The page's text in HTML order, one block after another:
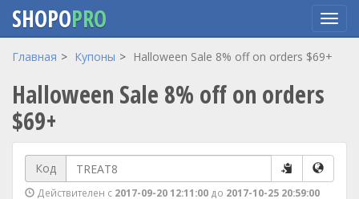
Перейти
основному
содержанию
SHOPOPRO
Главная Купоны Halloween Sale 8% off on orders $69+
Halloween Sale 8% off on orders
$69+
Код
Действителен с 2017-09-20 12:11:00 до 2017-10-25 20:59:00